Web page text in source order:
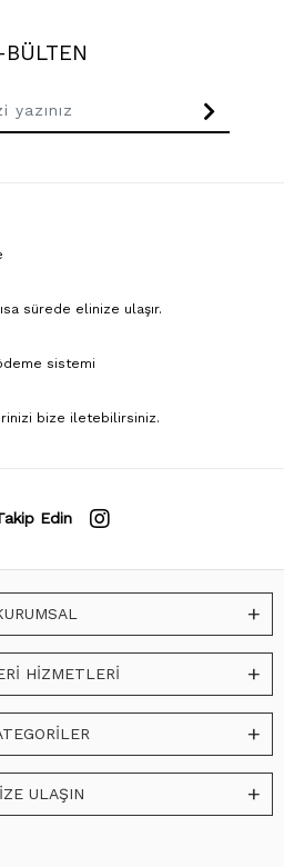
BÜLTEN
sürede elinize ulaşır.
sistemi
bize iletebilirsiniz.
Edin
HİZMETLERİ
ULAŞIN